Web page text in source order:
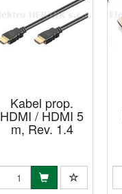
Kabel prop.
HDMI / HDMI 5
m, Rev. 1.4